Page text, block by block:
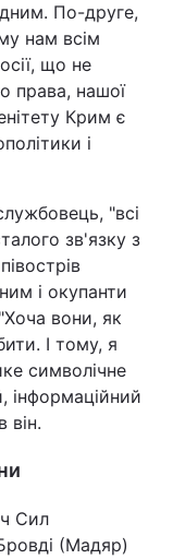
По-друге,
нам всім
що не
права, нашої
Крим є
і
"всі
зв'язку з
і окупанти
вони, як
І тому, я
символічне
інформаційний
він.
Сил
(Мадяр)